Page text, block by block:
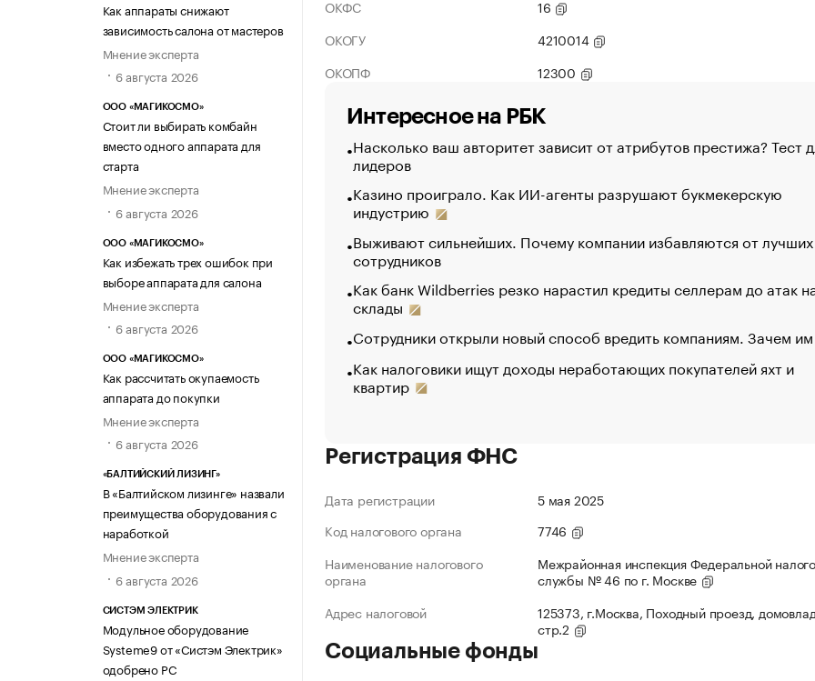
Как аппараты снижают
зависимость салона от мастеров
Мнение эксперта
6 августа 2026
ООО «МАГИКОСМО»
Стоит ли выбирать комбайн
вместо одного аппарата для
старта
Мнение эксперта
6 августа 2026
ООО «МАГИКОСМО»
Как избежать трех ошибок при
выборе аппарата для салона
Мнение эксперта
6 августа 2026
ООО «МАГИКОСМО»
Как рассчитать окупаемость
аппарата до покупки
Мнение эксперта
6 августа 2026
«БАЛТИЙСКИЙ ЛИЗИНГ»
В «Балтийском лизинге» назвали
преимущества оборудования с
наработкой
Мнение эксперта
6 августа 2026
СИСТЭМ ЭЛЕКТРИК
Модульное оборудование
Systeme9 от «Систэм Электрик»
одобрено РС
ОКФС
16
ОКОГУ
4210014
ОКОПФ
12300
Интересное на РБК
Насколько ваш авторитет зависит от атрибутов престижа? Тест
лидеров
Казино проиграло. Как ИИ-агенты разрушают букмекерскую
индустрию
Выживают сильнейших. Почему компании избавляются от лучших
сотрудников
Как банк Wildberries резко нарастил кредиты селлерам до атак
склады
Сотрудники открыли новый способ вредить компаниям. Зачем
Как налоговики ищут доходы неработающих покупателей яхт и
квартир
Регистрация ФНС
Дата регистрации
5 мая 2025
Код налогового органа
7746
Наименование налогового
органа
Межрайонная инспекция Федеральной
службы № 46 по г. Москве
Адрес налоговой
125373, г.Москва, Походный проезд,
стр.2
Социальные фонды